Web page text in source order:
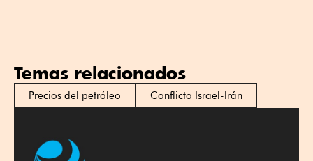
Temas relacionados
Precios del petróleo Conflicto Israel-Irán